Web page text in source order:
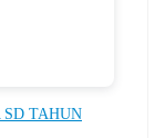
TAHUN